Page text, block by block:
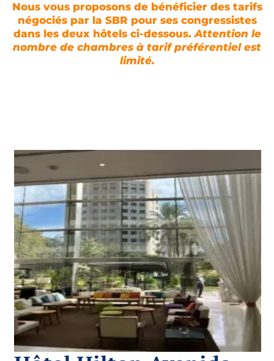
Nous vous proposons de bénéficier des tarifs
négociés par la SBR pour ses congressistes
dans les deux hôtels ci-dessous.Attention le
nombre de chambres à tarif préférentiel est
limité.